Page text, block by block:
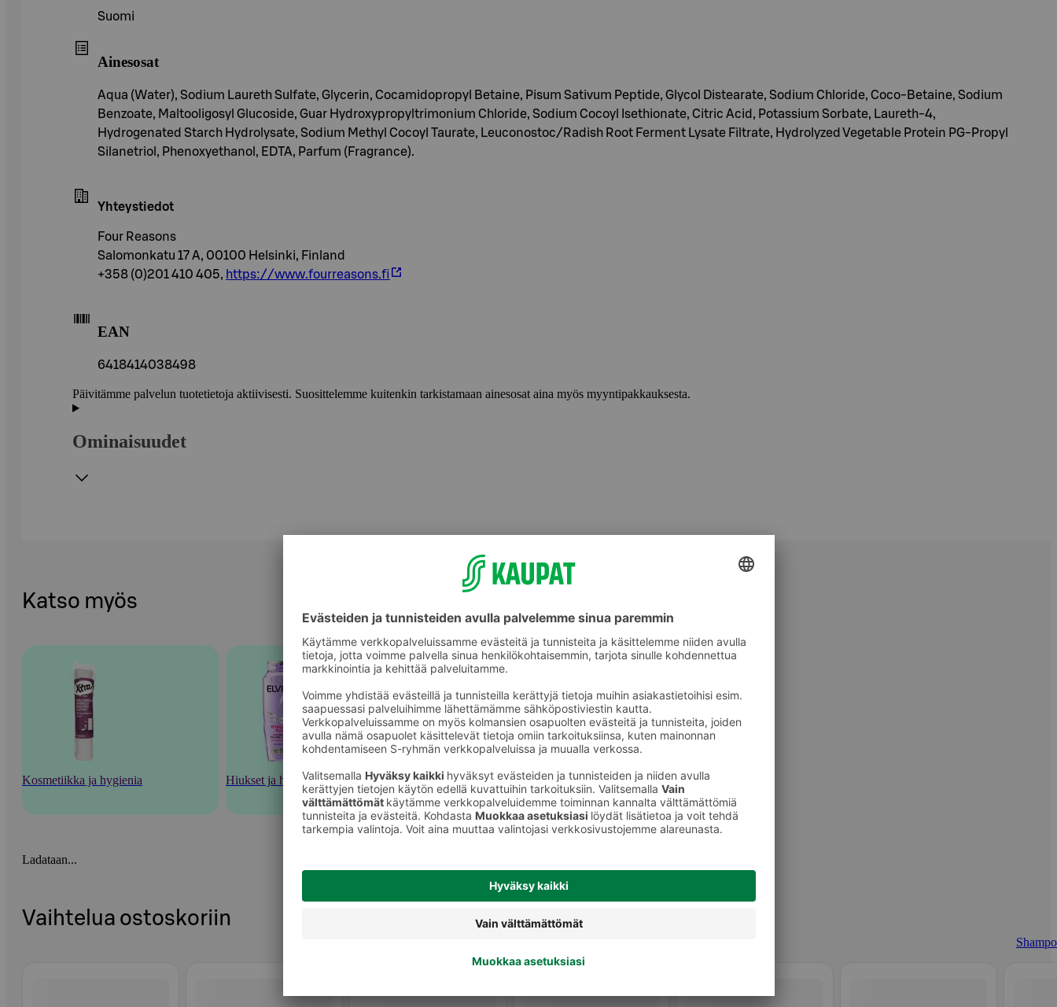
Suomi
Ainesosat
Aqua (Water), Sodium Laureth Sulfate, Glycerin, Cocamidopropyl Betaine, Pisum Sativum Peptide, Glycol Distearate, Sodium Chloride, Coco-Betaine, Sodium
Benzoate, Maltooligosyl Glucoside, Guar Hydroxypropyltrimonium Chloride, Sodium Cocoyl Isethionate, Citric Acid, Potassium Sorbate, Laureth-4,
Hydrogenated Starch Hydrolysate, Sodium Methyl Cocoyl Taurate, Leuconostoc/Radish Root Ferment Lysate Filtrate, Hydrolyzed Vegetable Protein PG-Propyl
Silanetriol, Phenoxyethanol, EDTA, Parfum (Fragrance).
Yhteystiedot
Four Reasons
Salomonkatu 17 A, 00100 Helsinki, Finland
+358 (0)201 410 405, https://www.fourreasons.fi
EAN
6418414038498
Päivitämme palvelun tuotetietoja aktiivisesti. Suosittelemme kuitenkin tarkistamaan ainesosat aina myös myyntipakkauksesta.
Ominaisuudet
Katso myös
Kosmetiikka ja hygienia Hiukset ja hiustenhoito Shampoot
Ladataan...
Vaihtelua ostoskoriin